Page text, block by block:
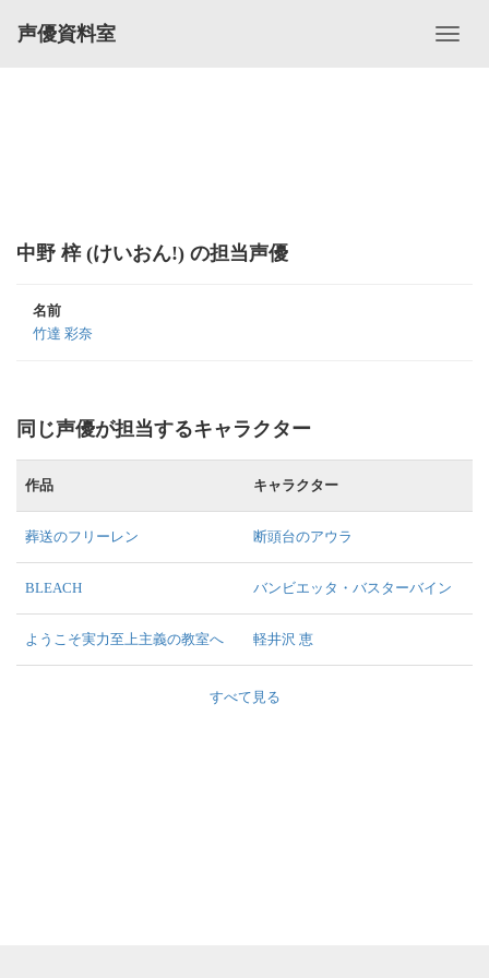
声優資料室
中野 梓 (けいおん!) の担当声優
名前
竹達 彩奈
同じ声優が担当するキャラクター
作品 キャラクター
葬送のフリーレン 断頭台のアウラ
BLEACH バンビエッタ・バスターバイン
ようこそ実力至上主義の教室へ 軽井沢 恵
すべて見る